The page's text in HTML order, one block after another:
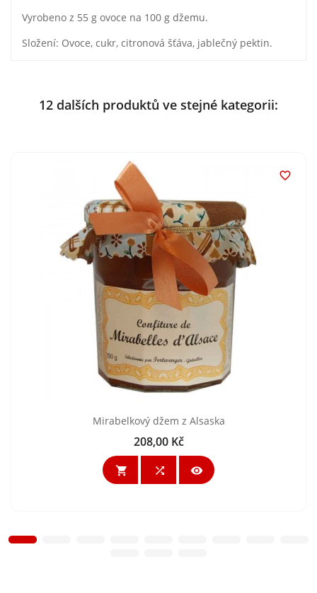
Vyrobeno z 55 g ovoce na 100 g džemu.
Složení: Ovoce, cukr, citronová šťáva, jablečný pektin.
12 dalších produktů ve stejné kategorii:

Mirabelkový džem z Alsaska
Cena
208,00 Kč
  